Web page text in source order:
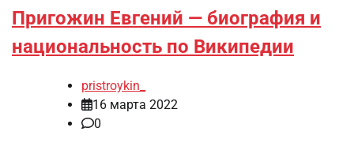
Пригожин Евгений — биография и
национальность по Википедии
pristroykin_
16 марта 2022
0